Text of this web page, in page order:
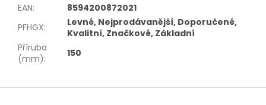
EAN:
8594200872021
PFHGX:
Levné, Nejprodávanější, Doporučené,
Kvalitní, Značkové, Základní
Příruba
(mm): 150
Z